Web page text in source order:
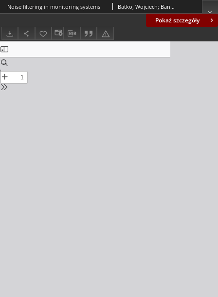
Pokaż szczegóły
Noise filtering in monitoring systems Batko, Wojciech; Banek, Tadeusz